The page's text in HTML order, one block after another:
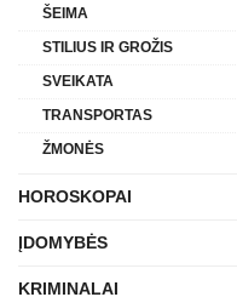
ŠEIMA
STILIUS IR GROŽIS
SVEIKATA
TRANSPORTAS
ŽMONĖS
HOROSKOPAI
ĮDOMYBĖS
KRIMINALAI